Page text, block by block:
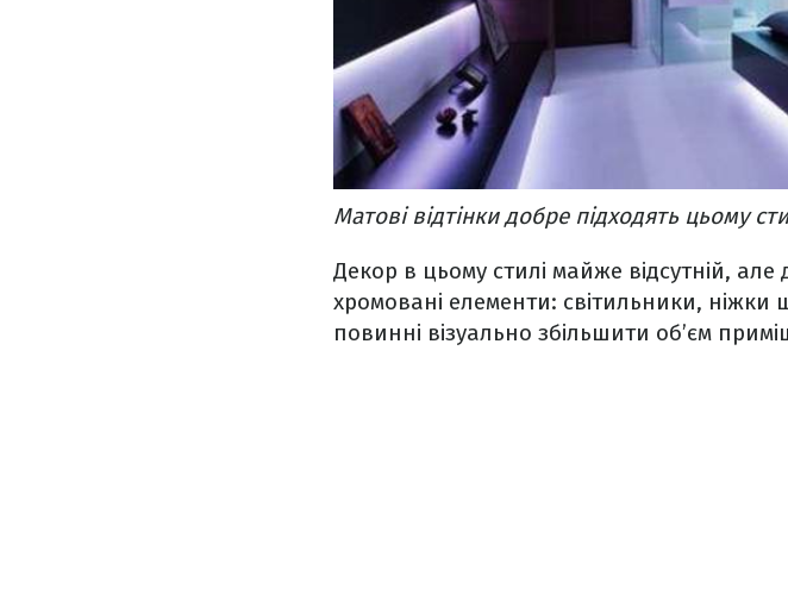
Матові відтінки добре підходять цьому
Декор в цьому стилі майже відсутній,
хромовані елементи: світильники, ніжки
повинні візуально збільшити об’єм